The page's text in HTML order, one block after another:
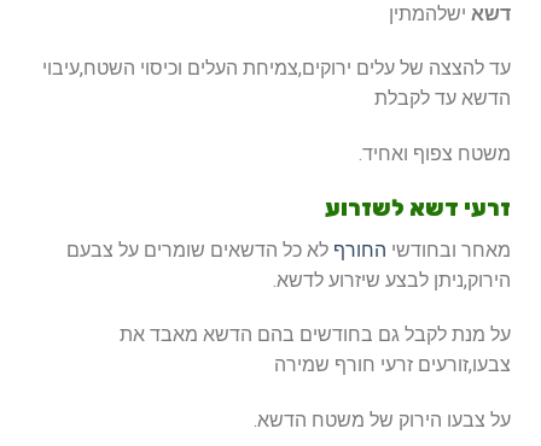
דשא ישלהמתין
עד להצצה של עלים ירוקים,צמיחת העלים וכיסוי השטח,עיבוי
הדשא עד לקבלת
משטח צפוף ואחיד.
זרעי דשא לשזרוע
מאחר ובחודשי החורף לא כל הדשאים שומרים על צבעם
הירוק,ניתן לבצע שיזרוע לדשא.
על מנת לקבל גם בחודשים בהם הדשא מאבד את
צבעו,זורעים זרעי חורף שמירה
על צבעו הירוק של משטח הדשא.